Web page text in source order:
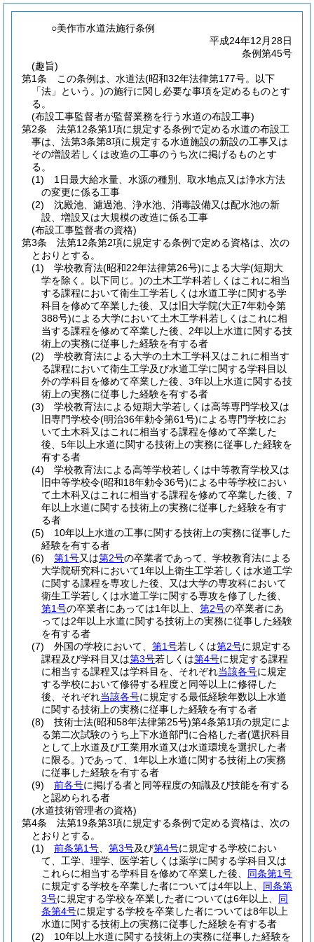
○美作市水道法施行条例
平成24年12月28日
条例第45号
(趣旨)
第1条
この条例は、水道法(昭和32年法律第177号。以下
「法」という。)の施行に関し必要な事項を定めるものとす
る。
(布設工事監督者が監督業務を行う水道の布設工事)
第2条
法第12条第1項に規定する条例で定める水道の布設工
事は、法第3条第8項に規定する水道施設の新設の工事又は
その増設若しくは改造の工事のうち次に掲げるものとす
る。
(1)
1日最大給水量、水源の種別、取水地点又は浄水方法
の変更に係る工事
(2)
沈殿池、濾過池、浄水池、消毒設備又は配水池の新
設、増設又は大規模の改造に係る工事
(布設工事監督者の資格)
第3条
法第12条第2項に規定する条例で定める資格は、次の
とおりとする。
(1)
学校教育法(昭和22年法律第26号)による大学(短期大
学を除く。以下同じ。)の土木工学科若しくはこれに相当
する課程において衛生工学若しくは水道工学に関する学
科目を修めて卒業した後、又は旧大学院(大正7年勅令第
388号)による大学において土木工学科若しくはこれに相
当する課程を修めて卒業した後、2年以上水道に関する技
術上の実務に従事した経験を有する者
(2)
学校教育法による大学の土木工学科又はこれに相当す
る課程において衛生工学及び水道工学に関する学科目以
外の学科目を修めて卒業した後、3年以上水道に関する技
術上の実務に従事した経験を有する者
(3)
学校教育法による短期大学若しくは高等専門学校又は
旧専門学校令(明治36年勅令第61号)による専門学校にお
いて土木科又はこれに相当する課程を修めて卒業した
後、5年以上水道に関する技術上の実務に従事した経験を
有する者
(4)
学校教育法による高等学校若しくは中等教育学校又は
旧中等学校令(昭和18年勅令36号)による中等学校におい
て土木科又はこれに相当する課程を修めて卒業した後、7
年以上水道に関する技術上の実務に従事した経験を有す
る者
(5)
10年以上水道の工事に関する技術上の実務に従事した
経験を有する者
(6)
第1号又は第2号の卒業者であって、学校教育法による
大学院研究科において1年以上衛生工学若しくは水道工学
に関する課程を専攻した後、又は大学の専攻科において
衛生工学若しくは水道工学に関する専攻を修了した後、
第1号の卒業者にあっては1年以上、 第2号の卒業者にあ
っては2年以上水道に関する技術上の実務に従事した経験
を有する者
(7)
外国の学校において、 第1号若しくは第2号に規定する
課程及び学科目又は第3号若しくは第4号に規定する課程
に相当する課程又は学科目を、それぞれ当該各号に規定
する学校において修得する程度と同等以上に修得した
後、それぞれ当該各号に規定する最低経験年数以上水道
に関する技術上の実務に従事した経験を有する者
(8)
技術士法(昭和58年法律第25号)第4条第1項の規定によ
る第二次試験のうち上下水道部門に合格した者(選択科目
として上水道及び工業用水道又は水道環境を選択した者
に限る。)であって、1年以上水道に関する技術上の実務
に従事した経験を有する者
(9)
前各号に掲げる者と同等程度の知識及び技能を有する
と認められる者
(水道技術管理者の資格)
第4条
法第19条第3項に規定する条例で定める資格は、次の
とおりとする。
(1)
前条第1号 第3号及び第4号に規定する学校におい
て、工学、理学、医学若しくは薬学に関する学科目又は
これらに相当する学科目を修めて卒業した後、 同条第1号
に規定する学校を卒業した者については4年以上、 同条第
3号に規定する学校を卒業した者については6年以上、 同
条第4号に規定する学校を卒業した者については8年以上
水道に関する技術上の実務に従事した経験を有する者
(2)
10年以上水道に関する技術上の実務に従事した経験を